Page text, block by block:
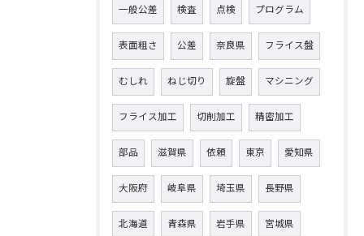
一般公差 検査 点検 プログラム
表面粗さ 公差 奈良県 フライス盤
むしれ ねじ切り 旋盤 マシニング
フライス加工 切削加工 精密加工
部品 滋賀県 依頼 東京 愛知県
大阪府 岐阜県 埼玉県 長野県
北海道 青森県 岩手県 宮城県